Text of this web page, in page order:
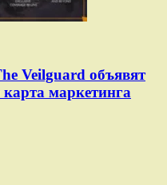
Veilguard объявят
маркетинга